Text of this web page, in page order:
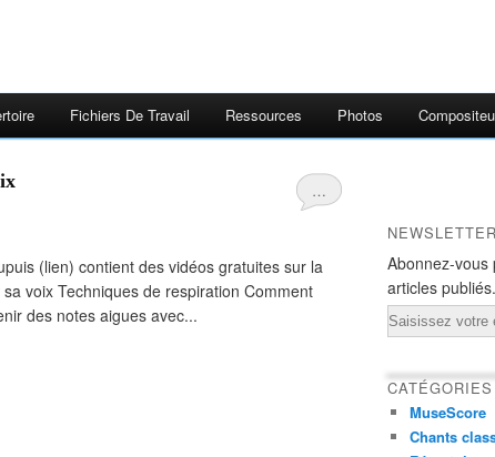
Fichiers De Travail Ressources Photos
…
(lien) contient des vidéos gratuites sur la
voix Techniques de respiration Comment
des notes aigues avec...
NEWSLETTER
Abonnez-vous
articles publiés.
Email
CATÉGORIES
MuseScore
Chants